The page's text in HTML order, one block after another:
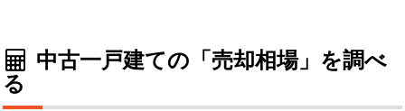
中古一戸建ての「売却相場」を調べ
る